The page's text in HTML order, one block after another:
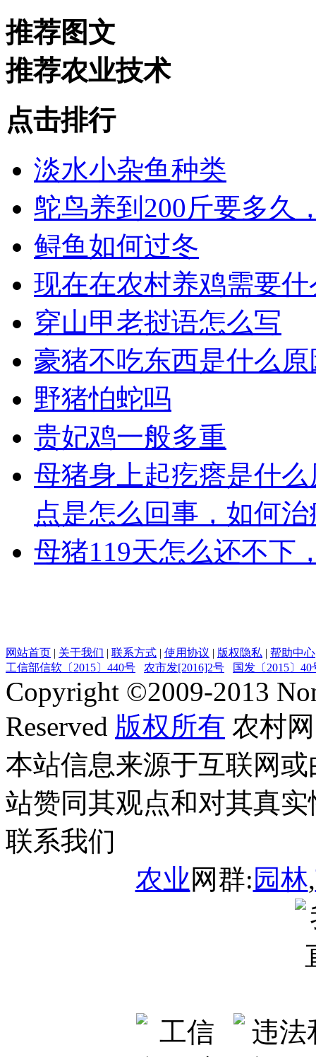
推荐图文
推荐农业技术
点击排行
淡水小杂鱼种类
鸵鸟养到200斤要多久
鲟鱼如何过冬
现在在农村养鸡需要
穿山甲老挝语怎么写
豪猪不吃东西是什么原
野猪怕蛇吗
贵妃鸡一般多重
母猪身上起疙瘩是什
点是怎么回事，如何治
母猪119天怎么还不下
网站首页 | 关于我们 | 联系方式 | 使用协议 | 版权隐私 | 帮助中心
工信部信软〔2015〕440号
农市发[2016]2号 国发〔2015〕40
Copyright ©2009-2013
Reserved 版权所有 农村网
本站信息来源于互联网
站赞同其观点和对其真
联系我们
农业网群: 园林,